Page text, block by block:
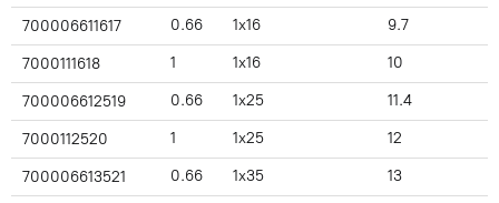
700006611617 0.66 1x16 9.7
7000111618 1 1x16 10
700006612519 0.66 1x25 11.4
7000112520 1 1x25 12
700006613521 0.66 1x35 13